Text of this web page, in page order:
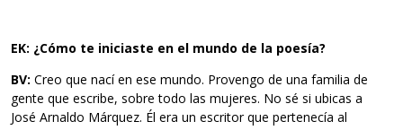
EK: ¿Cómo te iniciaste en el mundo de la poesía?
BV: Creo que nací en ese mundo. Provengo de una familia de
gente que escribe, sobre todo las mujeres. No sé si ubicas a
José Arnaldo Márquez. Él era un escritor que pertenecía al